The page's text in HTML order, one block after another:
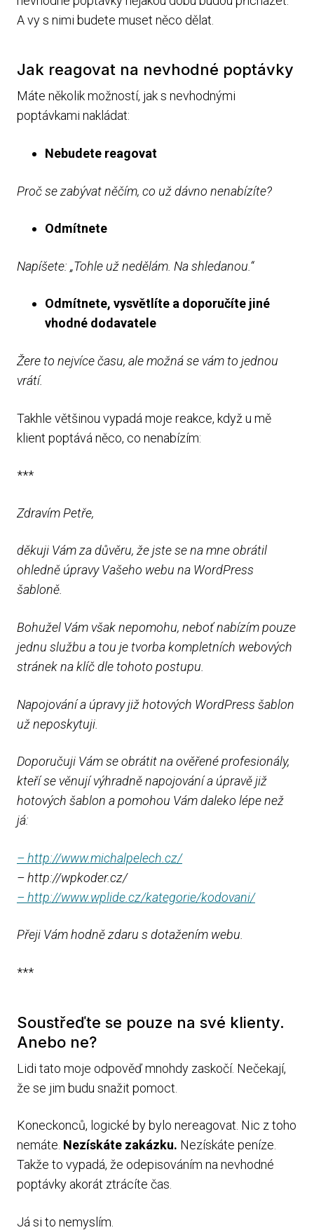
A vy s nimi budete muset něco dělat.
Jak reagovat na nevhodné poptávky
Máte několik možností, jak s nevhodnými
poptávkami nakládat:
Nebudete reagovat
Proč se zabývat něčím, co už dávno nenabízíte?
Odmítnete
Napíšete: „Tohle už nedělám. Na shledanou.“
Odmítnete, vysvětlíte a doporučíte jiné
vhodné dodavatele
Žere to nejvíce času, ale možná se vám to jednou
vrátí.
Takhle většinou vypadá moje reakce, když u mě
klient poptává něco, co nenabízím:
***
Zdravím Petře,
děkuji Vám za důvěru, že jste se na mne obrátil
ohledně úpravy Vašeho webu na WordPress
šabloně.
Bohužel Vám však nepomohu, neboť nabízím pouze
jednu službu a tou je tvorba kompletních webových
stránek na klíč dle tohoto postupu.
Napojování a úpravy již hotových WordPress šablon
už neposkytuji.
Doporučuji Vám se obrátit na ověřené profesionály,
kteří se věnují výhradně napojování a úpravě již
hotových šablon a pomohou Vám daleko lépe než
já:
– http://www.michalpelech.cz/
– http://wpkoder.cz/
– http://www.wplide.cz/kategorie/kodovani/
Přeji Vám hodně zdaru s dotažením webu.
***
Soustřeďte se pouze na své klienty.
Anebo ne?
Lidi tato moje odpověď mnohdy zaskočí. Nečekají,
že se jim budu snažit pomoct.
Koneckonců, logické by bylo nereagovat. Nic z toho
nemáte. Nezískáte zakázku. Nezískáte peníze.
Takže to vypadá, že odepisováním na nevhodné
poptávky akorát ztrácíte čas.
Já si to nemyslím.